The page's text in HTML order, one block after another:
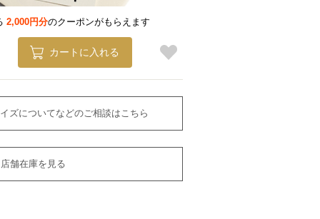
2,000円分のクーポンがもらえます
カートに入れる
ズについてなどのご相談はこちら
店舗在庫を見る